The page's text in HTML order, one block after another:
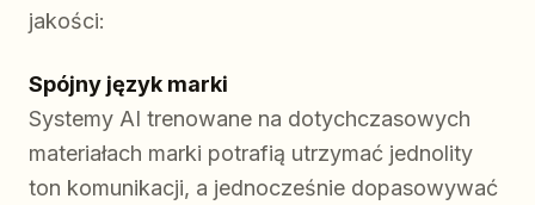
jakości:
Spójny język marki
Systemy AI trenowane na dotychczasowych
materiałach marki potrafią utrzymać jednolity
ton komunikacji, a jednocześnie dopasowywać